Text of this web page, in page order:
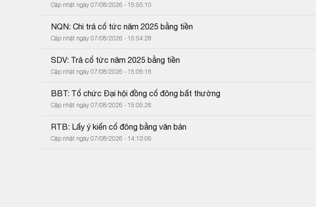
Cập nhật ngày 07/08/2026 - 15:55:10
NQN: Chi trả cổ tức năm 2025 bằng tiền
Cập nhật ngày 07/08/2026 - 15:54:28
SDV: Trả cổ tức năm 2025 bằng tiền
Cập nhật ngày 07/08/2026 - 15:06:16
BBT: Tổ chức Đại hội đồng cổ đông bất thường
Cập nhật ngày 07/08/2026 - 15:05:26
RTB: Lấy ý kiến cổ đông bằng văn bản
Cập nhật ngày 07/08/2026 - 14:13:06